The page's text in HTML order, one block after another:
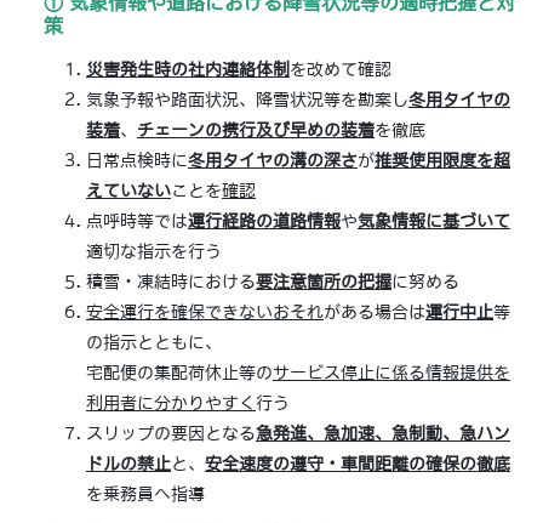
策
災害発生時の社内連絡体制 を改めて確認
気象予報や路面状況、降雪状況等を勘案し冬用タイヤの
装着、 チェーンの携行及び早めの装着を徹底
日常点検時に冬用タイヤの溝の深さが推奨使用限度を超
えていないことを確認
点呼時等では運行経路の道路情報や気象情報に基づいて
適切な指示を行う
積雪・凍結時における要注意箇所の把握に努める
安全運行を確保できないおそれがある場合は運行中止等
の指示とともに、
宅配便の集配荷休止等のサービス停止に係る情報提供を
利用者に分かりやすく 行う
スリップの要因となる急発進、急加速、急制動、急ハン
ドルの禁止と、 安全速度の遵守・車間距離の確保の徹底
を乗務員へ指導